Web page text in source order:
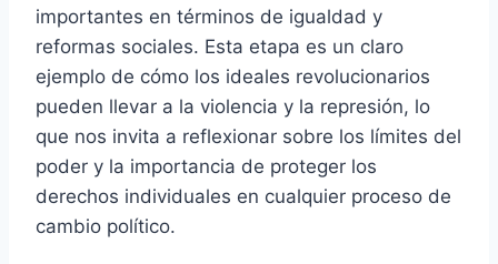
importantes en términos de igualdad y
reformas sociales. Esta etapa es un claro
ejemplo de cómo los ideales revolucionarios
pueden llevar a la violencia y la represión, lo
que nos invita a reflexionar sobre los límites del
poder y la importancia de proteger los
derechos individuales en cualquier proceso de
cambio político.